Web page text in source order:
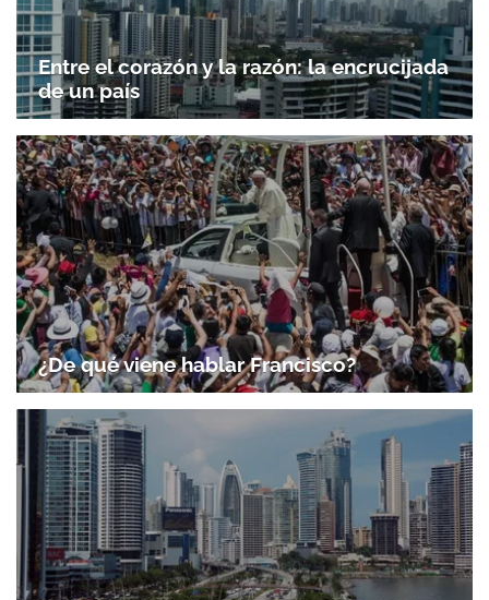
Entre el corazón y la razón: la encrucijada
de un país
¿De qué viene hablar Francisco?